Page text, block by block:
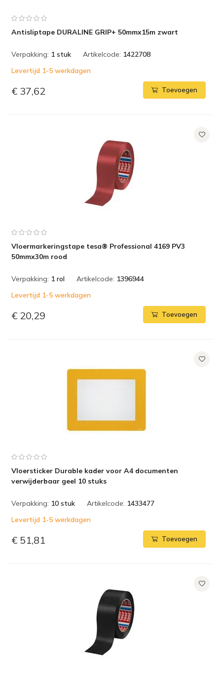
Antisliptape DURALINE GRIP+ 50mmx15m zwart
Verpakking: 1 stuk Artikelcode: 1422708
Levertijd 1-5 werkdagen
€ 37,62 Toevoegen
Vloermarkeringstape tesa® Professional 4169 PV3
50mmx30m rood
Verpakking: 1 rol Artikelcode: 1396944
Levertijd 1-5 werkdagen
€ 20,29 Toevoegen
Vloersticker Durable kader voor A4 documenten
verwijderbaar geel 10 stuks
Verpakking: 10 stuk Artikelcode: 1433477
Levertijd 1-5 werkdagen
€ 51,81 Toevoegen